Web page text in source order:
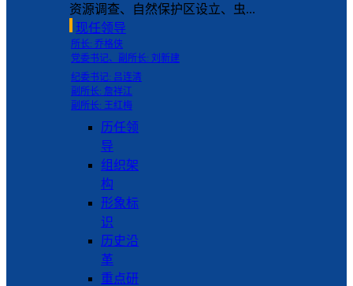
资源调查、自然保护区设立、虫...
现任领导
所长: 乔格侠
党委书记、副所长: 刘新建
纪委书记: 吕连清
副所长: 詹祥江
副所长: 王红梅
历任领
导
组织架
构
形象标
识
历史沿
革
重点研